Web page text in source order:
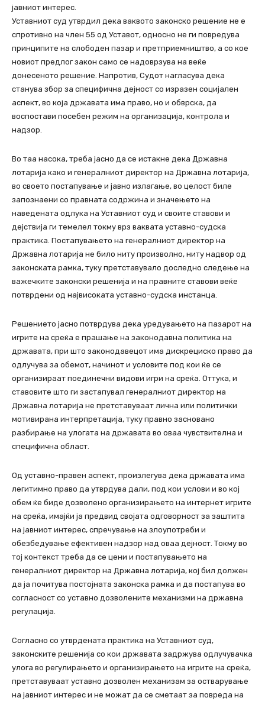
јавниот интерес.
Уставниот суд утврдил дека ваквото законско решение не е
спротивно на член 55 од Уставот, односно не ги повредува
принципите на слободен пазар и претприемништво, а со кое
новиот предлог закон само се надоврзува на веќе
донесеното решение. Напротив, Судот нагласува дека
станува збор за специфична дејност со изразен социјален
аспект, во која државата има право, но и обврска, да
воспостави посебен режим на организација, контрола и
надзор.
Во таа насока, треба јасно да се истакне дека Државна
лотарија како и генералниот директор на Државна лотарија,
во своето постапување и јавно излагање, во целост биле
запознаени со правната содржина и значењето на
наведената одлука на Уставниот суд и своите ставови и
дејствија ги темелел токму врз ваквата уставно-судска
практика. Постапувањето на генералниот директор на
Државна лотарија не било ниту произволно, ниту надвор од
законската рамка, туку претставувало доследно следење на
важечките законски решенија и на правните ставови веќе
потврдени од највисоката уставно-судска инстанца.
Решението јасно потврдува дека уредувањето на пазарот на
игрите на среќа е прашање на законодавна политика на
државата, при што законодавецот има дискрециско право да
одлучува за обемот, начинот и условите под кои ќе се
организираат поединечни видови игри на среќа. Оттука, и
ставовите што ги застапувал генералниот директор на
Државна лотарија не претставуваат лична или политички
мотивирана интерпретација, туку правно засновано
разбирање на улогата на државата во оваа чувствителна и
специфична област.
Од уставно-правен аспект, произлегува дека државата има
легитимно право да утврдува дали, под кои услови и во кој
обем ќе биде дозволено организирањето на интернет игрите
на среќа, имајќи ја предвид својата одговорност за заштита
на јавниот интерес, спречување на злоупотреби и
обезбедување ефективен надзор над оваа дејност. Токму во
тој контекст треба да се цени и постапувањето на
генералниот директор на Државна лотарија, кој бил должен
да ја почитува постојната законска рамка и да постапува во
согласност со уставно дозволените механизми на државна
регулација.
Согласно со утврдената практика на Уставниот суд,
законските решенија со кои државата задржува одлучувачка
улога во регулирањето и организирањето на игрите на среќа,
претставуваат уставно дозволен механизам за остварување
на јавниот интерес и не можат да се сметаат за повреда на